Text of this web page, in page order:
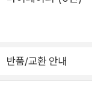
반품/교환 안내